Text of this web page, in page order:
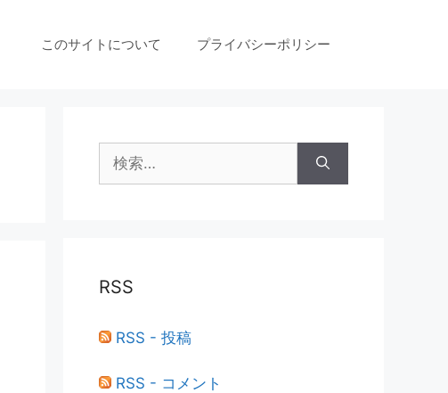
このサイトについて プライバシーポリシー
索:
RSS
RSS - 投稿
RSS - コメント